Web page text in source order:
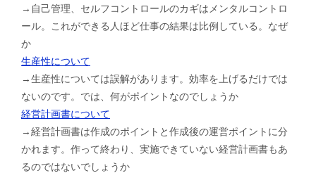
→自己管理、セルフコントロールのカギはメンタルコントロ
ール。これができる人ほど仕事の結果は比例している。なぜ
か
生産性について
→生産性については誤解があります。効率を上げるだけでは
ないのです。では、何がポイントなのでしょうか
経営計画書について
→経営計画書は作成のポイントと作成後の運営ポイントに分
かれます。作って終わり、実施できていない経営計画書もあ
るのではないでしょうか